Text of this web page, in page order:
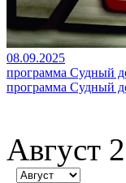
08.09.2025
программа Судный
программа Судный
Август